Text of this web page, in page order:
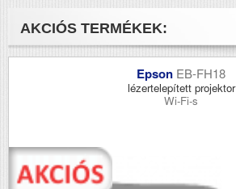
AKCIÓS TERMÉKEK:
Epson EB-FH18
lézertelepített projektor
Wi-Fi-s